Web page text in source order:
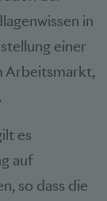
in
einer
Arbeitsmarkt,
es
auf
so dass die